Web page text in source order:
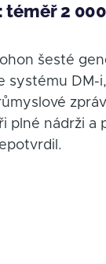
téměř 2
šesté
systému DM-
plné nádrži a